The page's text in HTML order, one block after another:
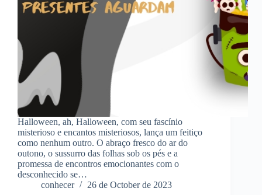
Halloween, ah, Halloween, com seu fascínio
misterioso e encantos misteriosos, lança um feitiço
como nenhum outro. O abraço fresco do ar do
outono, o sussurro das folhas sob os pés e a
promessa de encontros emocionantes com o
desconhecido se…
conhecer
26 de October de 2023